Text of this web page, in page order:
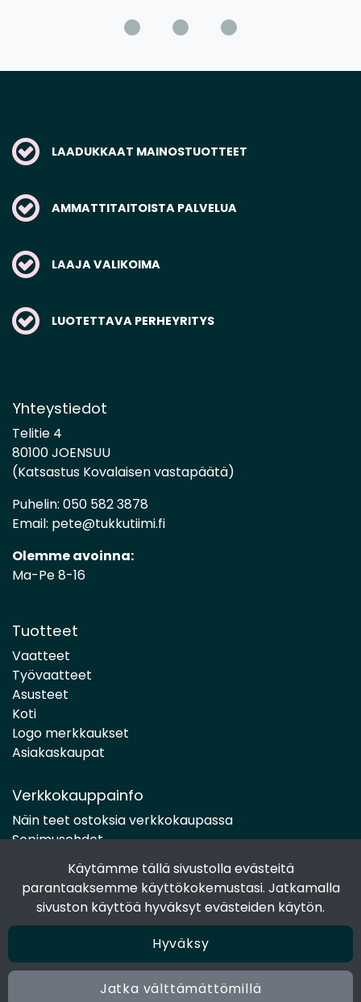
Käytämme tällä sivustolla evästeitä
parantaaksemme käyttökokemustasi. Jatkamalla
sivuston käyttöä hyväksyt evästeiden käytön.
Hyväksy
Jatka välttämättömillä
LAADUKKAAT MAINOSTUOTTEET
AMMATTITAITOISTA PALVELUA
LAAJA VALIKOIMA
LUOTETTAVA PERHEYRITYS
Yhteystiedot
Telitie 4
80100 JOENSUU
(Katsastus Kovalaisen vastapäätä)
Puhelin: 050 582 3878
Email: pete@tukkutiimi.fi
Olemme avoinna:
Ma-Pe 8-16
Tuotteet
Vaatteet
Työvaatteet
Asusteet
Koti
Logo merkkaukset
Asiakaskaupat
Verkkokauppainfo
Näin teet ostoksia verkkokaupassa
Sopimusehdot
Toimitustavat
Maksutavat
Tietosuojaseloste
Seuraa sosiaalisessa mediassa
Facebook